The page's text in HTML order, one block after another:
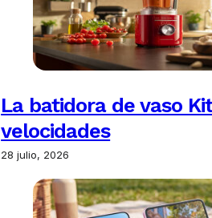
La batidora de vaso
velocidades
28 julio, 2026